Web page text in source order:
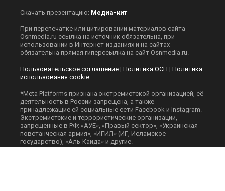
Скачать презентацию: Медиа-кит
При перепечатке или цитировании материалов сайта
Оsnmedia.ru ссылка на источник обязательна, при
использовании в Интернет-изданиях и на сайтах
обязательна прямая гиперссылка на сайт Оsnmedia.ru.
Пользовательское соглашение | Политика ОСН | Политика
использования cookie
*Meta Platforms признана экстремистской организацией, её
деятельность в России запрещена, а также
принадлежащие ей социальные сети Facebook и Instagram.
Экстремистские и террористические организации,
запрещенные в РФ: «АУЕ», «Правый сектор», «Украинская
повстанческая армия», «ИГИЛ» (ИГ, Исламское
государство), «Аль-Каида» и другие.